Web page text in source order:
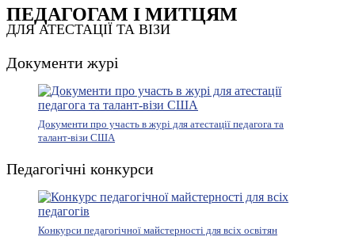
ПЕДАГОГАМ І МИТЦЯМ
ДЛЯ АТЕСТАЦІЇ ТА ВІЗИ
Документи журі
Документи про участь в журі для атестації педагога та
талант-візи США
Педагогічні конкурси
Конкурси педагогічної майстерності для всіх освітян